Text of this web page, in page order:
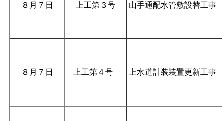
閉じる
８月７日 上工第３号 山手通配水管敷設替工事
８月７日 上工第４号 上水道計装装置更新工事